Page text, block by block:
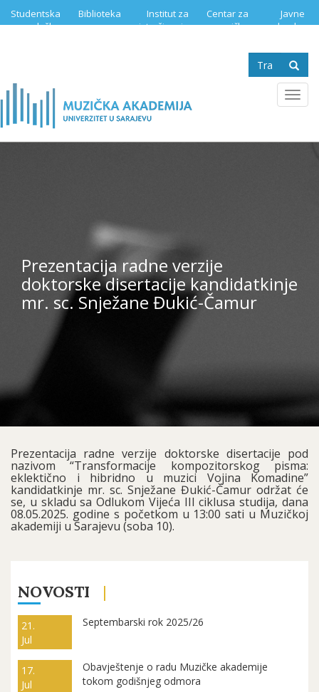
Studentska
služba
Biblioteka
Institut za
istraživanje
Centar za
muzičku
Javne
nabavke
Search
form
Prezentacija radne verzije
doktorske disertacije kandidatkinje
mr. sc. Snježane Đukić-Čamur
Prezentacija radne verzije doktorske disertacije pod
nazivom “Transformacije kompozitorskog pisma:
eklektično i hibridno u muzici Vojina Komadine”
kandidatkinje mr. sc. Snježane Đukić-Čamur održat će
se, u skladu sa Odlukom Vijeća III ciklusa studija, dana
08.05.2025. godine s početkom u 13:00 sati u Muzičkoj
akademiji u Sarajevu (soba 10).
NOVOSTI
21.
Jul
Septembarski rok 2025/26
17.
Jul
Obavještenje o radu Muzičke akademije
tokom godišnjeg odmora